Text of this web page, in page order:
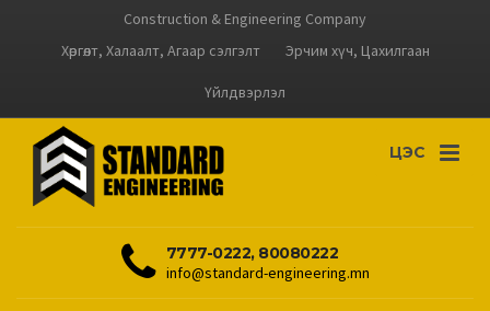
Construction & Engineering Company
Хөргөлт, Халаалт, Агаар сэлгэлт
Эрчим хүч, Цахилгаан
Үйлдвэрлэл
ЦЭС
7777-0222, 80080222
info@standard-engineering.mn